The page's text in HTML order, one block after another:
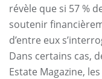
révèle que si 57 %
soutenir
d’entre eux
Dans certains cas,
Estate Magazine,